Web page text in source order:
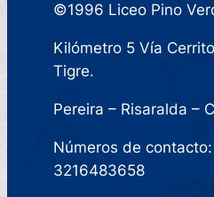
©1996 Liceo Pino
Kilómetro 5 Vía
Tigre.
Pereira – Risaralda –
Números de
3216483658